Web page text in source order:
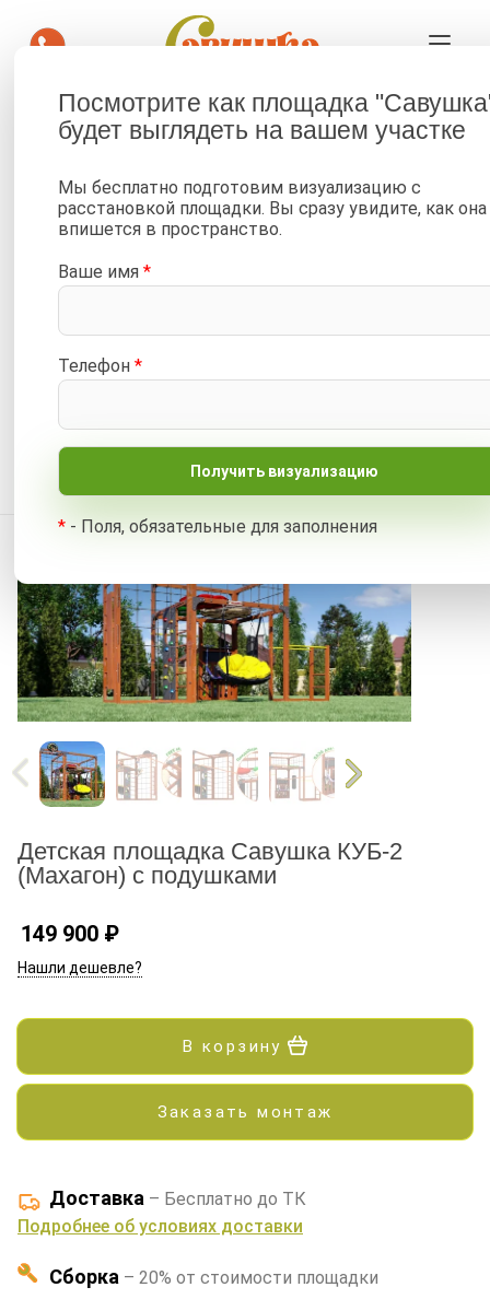
Главная — Каталог —
От 5-6 лет База для самоката Фрирайд-рукоход
Живые фото/видео
Артикул:С-КУБ-02-МХГ-ПДШ
Детская площадка Савушка КУБ-2
(Махагон) с подушками
149 900 ₽
Нашли дешевле?
В корзину
Заказать монтаж
Доставка – Бесплатно до ТК
Подробнее об условиях доставки
Сборка – 20% от стоимости площадки
Посмотрите как площадка
будет выглядеть на вашем участке
Мы бесплатно подготовим визуализацию с
расстановкой площадки. Вы сразу увидите, как она
впишется в пространство.
Ваше имя *
Телефон *
* - Поля, обязательные для заполнения